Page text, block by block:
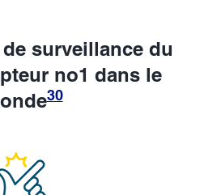
surveillance du
no1 dans le
30